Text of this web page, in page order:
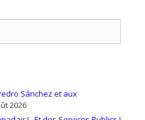
Sánchez et aux
2026